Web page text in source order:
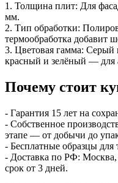
1. Толщина плит: Для
мм.
2. Тип обработки:
термообработка добавит
3. Цветовая гамма: Серый
красный и зелёный — для
Почему стоит
- Гарантия 15 лет на
- Собственное
этапе — от добычи до
- Бесплатные образцы для
- Доставка по РФ:
срок от 3 дней.